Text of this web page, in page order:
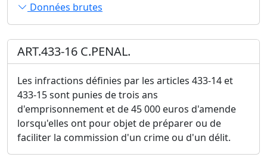
Données brutes
ART.433-16 C.PENAL.
Les infractions définies par les articles 433-14 et
433-15 sont punies de trois ans
d'emprisonnement et de 45 000 euros d'amende
lorsqu'elles ont pour objet de préparer ou de
faciliter la commission d'un crime ou d'un délit.